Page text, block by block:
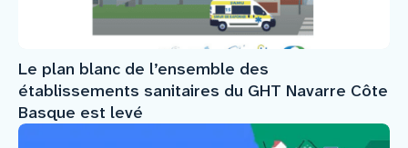
Le plan blanc de l’ensemble des
établissements sanitaires du GHT Navarre Côte
Basque est levé